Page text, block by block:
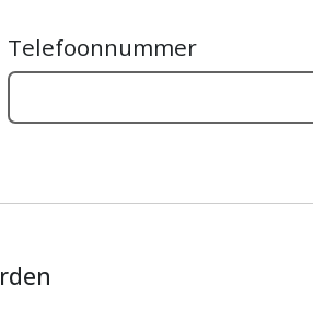
Telefoonnummer